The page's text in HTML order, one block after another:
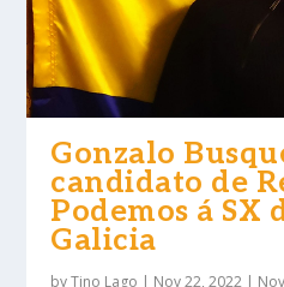
Gonzalo
candidato de
Podemos á SX
Galicia
byTino Lago | Nov 22, 2022 |